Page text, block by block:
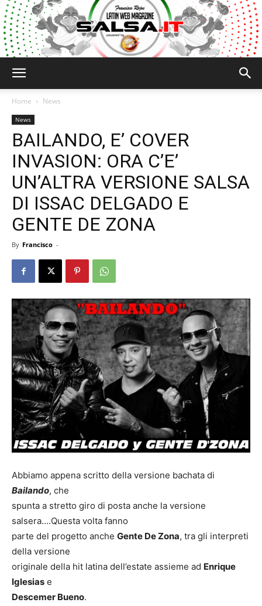
Home News
News
BAILANDO, E’ COVER
INVASION: ORA C’E’
UN’ALTRA VERSIONE SALSA
DI ISSAC DELGADO E
GENTE DE ZONA
By Francisco -
Abbiamo appena scritto della versione bachata di
Bailando, che
spunta a stretto giro di posta anche la versione
salsera….Questa volta fanno
parte del progetto anche Gente De Zona, tra gli interpreti
della versione
originale della hit latina dell’estate assieme ad Enrique
Iglesias e
Descemer Bueno.